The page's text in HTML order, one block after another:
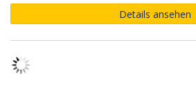
Details ansehen